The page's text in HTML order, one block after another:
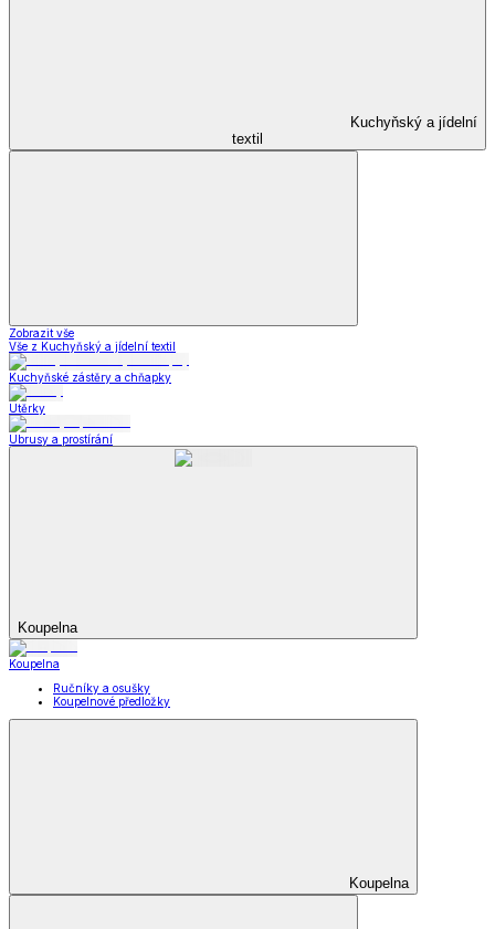
Kuchyňský a jídelní
textil
Zobrazit vše
Vše z Kuchyňský a jídelní textil
Kuchyňské zástěry a chňapky
Utěrky
Ubrusy a prostírání
Koupelna
Koupelna
Ručníky a osušky
Koupelnové předložky
Koupelna